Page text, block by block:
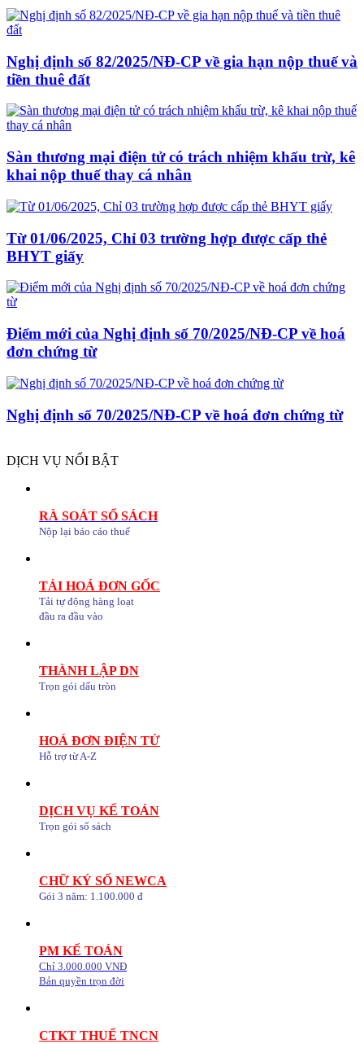
Nghị định số 82/2025/NĐ-CP về gia hạn nộp thuế và
tiền thuê đất
Sàn thương mại điện tử có trách nhiệm khấu trừ, kê
khai nộp thuế thay cá nhân
Từ 01/06/2025, Chỉ 03 trường hợp được cấp thẻ
BHYT giấy
Điểm mới của Nghị định số 70/2025/NĐ-CP về hoá
đơn chứng từ
Nghị định số 70/2025/NĐ-CP về hoá đơn chứng từ
DỊCH VỤ NỔI BẬT
RÀ SOÁT SỔ SÁCH
Nộp lại báo cáo thuế
TẢI HOÁ ĐƠN GỐC
Tải tự động hàng loạt
đầu ra đầu vào
THÀNH LẬP DN
Trọn gói dấu tròn
HOÁ ĐƠN ĐIỆN TỬ
Hỗ trợ từ A-Z
DỊCH VỤ KẾ TOÁN
Trọn gói sổ sách
CHỮ KÝ SỐ NEWCA
Gói 3 năm: 1.100.000 đ
PM KẾ TOÁN
Chỉ 3.000.000 VNĐ
Bản quyền trọn đời
CTKT THUẾ TNCN